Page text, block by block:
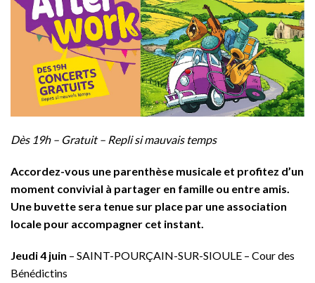
Dès 19h – Gratuit – Repli si mauvais temps
Accordez-vous une parenthèse musicale et profitez d’un
moment convivial à partager en famille ou entre amis.
Une buvette sera tenue sur place par une association
locale pour accompagner cet instant.
Jeudi 4 juin – SAINT-POURÇAIN-SUR-SIOULE – Cour des
Bénédictins